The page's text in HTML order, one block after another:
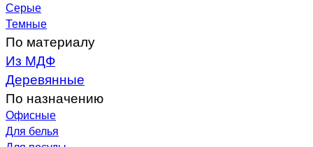
Серые
Темные
По материалу
Из МДФ
Деревянные
По назначению
Офисные
Для белья